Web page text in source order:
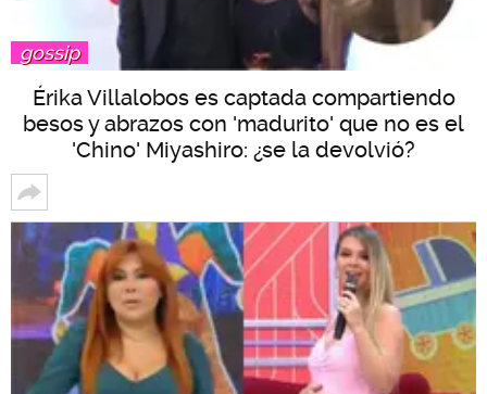
gossip
Érika Villalobos es captada compartiendo
besos y abrazos con 'madurito' que no es el
'Chino' Miyashiro: ¿se la devolvió?